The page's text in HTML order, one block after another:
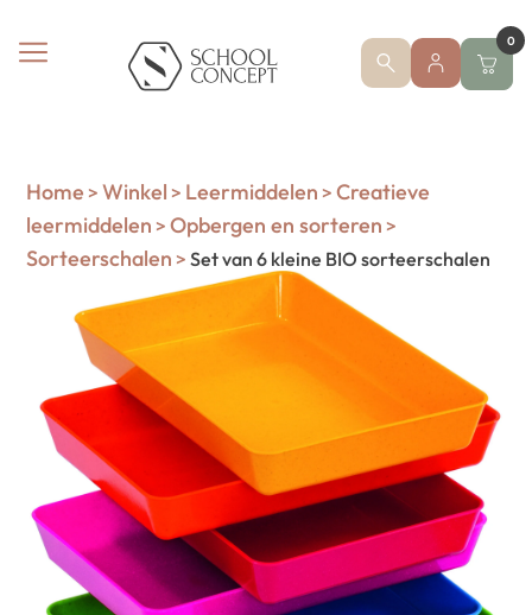
0
Home > Winkel > Leermiddelen > Creatieve
leermiddelen > Opbergen en sorteren >
Sorteerschalen > Set van 6 kleine BIO sorteerschalen